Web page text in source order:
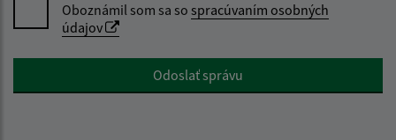
Oboznámil som sa so spracúvaním osobných
údajov
Google reCaptcha ResponseOdoslať správu